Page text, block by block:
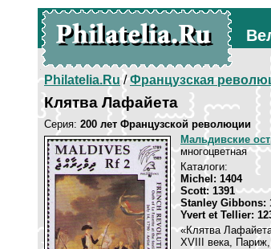
Philatelia.Ru/Французская
Клятва Лафайета
Серия: 200 лет Французской революции
Мальдивские
многоцветная
Каталоги:
Michel: 1404
Scott: 1391
Stanley Gibbons:
Yvert et Tellier:
«Клятва
XVIII века,